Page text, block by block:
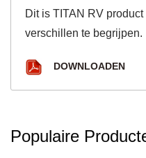
Dit is TITAN RV
verschillen te begrijpen.
DOWNLOADEN
Populaire